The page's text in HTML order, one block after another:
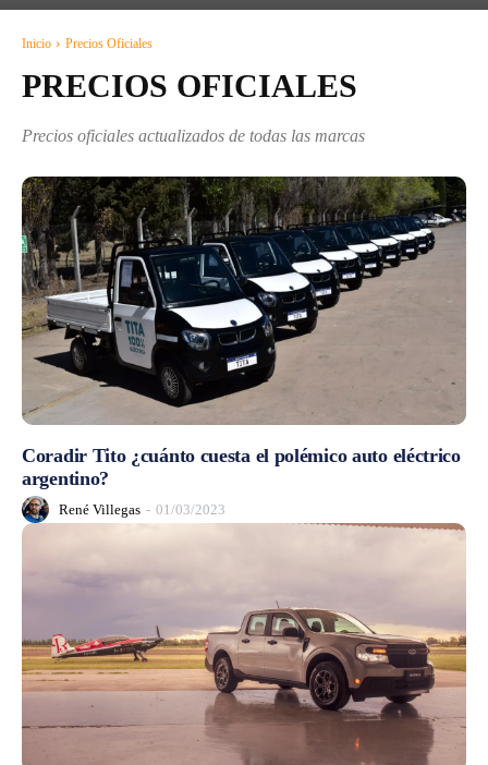
Inicio Precios Oficiales
PRECIOS OFICIALES
Precios oficiales actualizados de todas las marcas
Coradir Tito ¿cuánto cuesta el polémico auto eléctrico
argentino?
René Villegas - 01/03/2023